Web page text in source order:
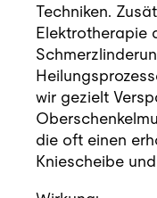
Techniken.
Elektrotherapie
wir gezielt
die oft einen
Kniescheibe